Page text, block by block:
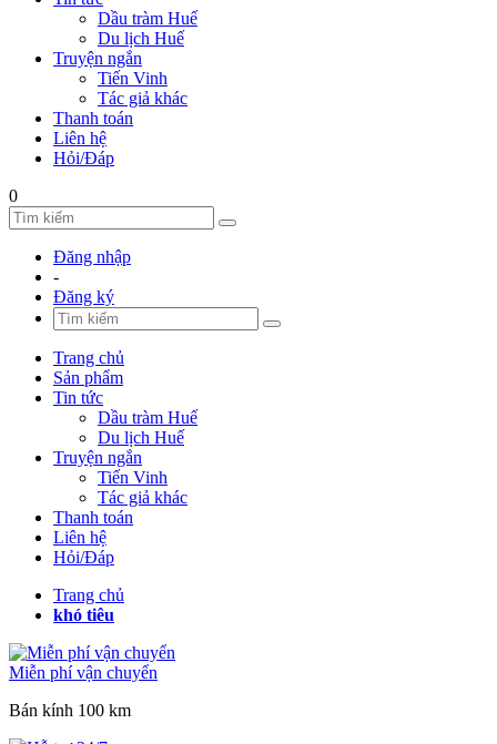
Dầu tràm Huế
Du lịch Huế
Truyện ngắn
Tiến Vinh
Tác giả khác
Thanh toán
Liên hệ
Hỏi/Đáp
0
Đăng nhập
-
Đăng ký
Trang chủ
Sản phẩm
Tin tức
Dầu tràm Huế
Du lịch Huế
Truyện ngắn
Tiến Vinh
Tác giả khác
Thanh toán
Liên hệ
Hỏi/Đáp
Trang chủ
khó tiêu
Miễn phí vận chuyển
Bán kính 100 km